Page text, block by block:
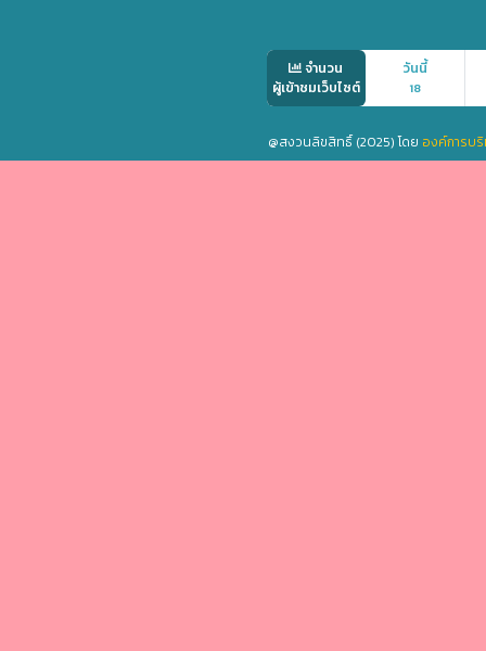
จำนวน
ผู้เข้าชมเว็บไซต์
วันนี้
18
@สงวนลิขสิทธิ์ (2025) โดย องค์การบ